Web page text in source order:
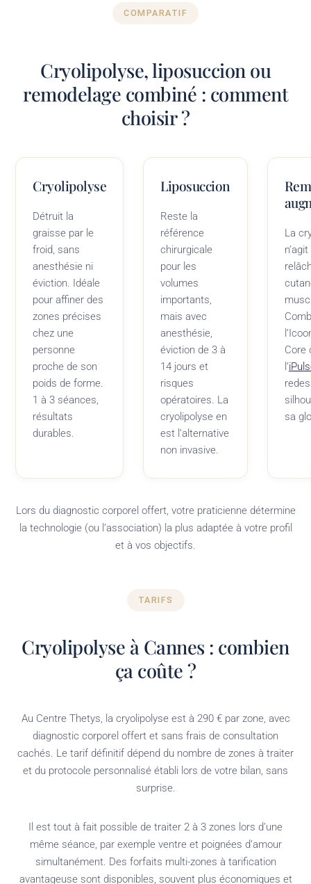
COMPARATIF
Cryolipolyse, liposuccion ou
remodelage combiné : comment
choisir ?
Cryolipolyse
Détruit la
graisse par le
froid, sans
anesthésie ni
éviction. Idéale
pour affiner des
zones précises
chez une
personne
proche de son
poids de forme.
1 à 3 séances,
résultats
durables.
Liposuccion
Reste la
référence
chirurgicale
pour les
volumes
importants,
mais avec
anesthésie,
éviction de 3 à
14 jours et
risques
opératoires. La
cryolipolyse en
est l’alternative
non invasive.
La
Core
l’
sa
Lors du diagnostic corporel offert, votre praticienne détermine
la technologie (ou l’association) la plus adaptée à votre profil
et à vos objectifs.
TARIFS
Cryolipolyse à Cannes : combien
ça coûte ?
Au Centre Thetys, la cryolipolyse est à 290 € par zone, avec
diagnostic corporel offert et sans frais de consultation
cachés. Le tarif définitif dépend du nombre de zones à traiter
et du protocole personnalisé établi lors de votre bilan, sans
surprise.
Il est tout à fait possible de traiter 2 à 3 zones lors d’une
même séance, par exemple ventre et poignées d’amour
simultanément. Des forfaits multi-zones à tarification
avantageuse sont disponibles, souvent plus économiques et